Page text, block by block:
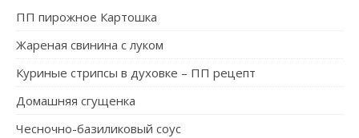
ПП пирожное Картошка
Жареная свинина с луком
Куриные стрипсы в духовке – ПП рецепт
Домашняя сгущенка
Чесночно-базиликовый соус